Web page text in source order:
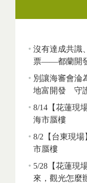
沒有達成共識
票——都蘭開
別讓海審會淪
地富開發 守
8/14【花蓮現
海市蜃樓
8/2【台東現
市蜃樓
5/28【花蓮現
來，觀光怎麼